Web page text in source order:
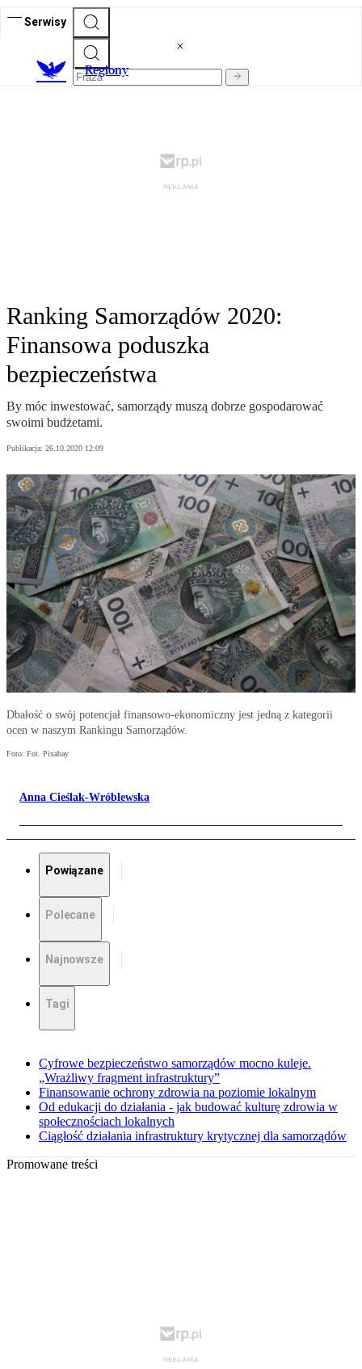
Serwisy
Regiony
Ranking Samorządów 2020:
Finansowa poduszka
bezpieczeństwa
By móc inwestować, samorządy muszą dobrze gospodarować
swoimi budżetami.
Publikacja: 26.10.2020 12:09
Dbałość o swój potencjał finansowo-ekonomiczny jest jedną z kategorii
ocen w naszym Rankingu Samorządów.
Foto: Fot. Pixabay
Anna Cieślak-Wróblewska
Powiązane
Polecane
Najnowsze
Tagi
Cyfrowe bezpieczeństwo samorządów mocno kuleje.
„Wrażliwy fragment infrastruktury”
Finansowanie ochrony zdrowia na poziomie lokalnym
Od edukacji do działania - jak budować kulturę zdrowia w
społecznościach lokalnych
Ciągłość działania infrastruktury krytycznej dla samorządów
Promowane treści